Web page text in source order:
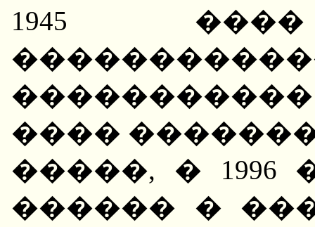
1945
����
�����, �
������ �